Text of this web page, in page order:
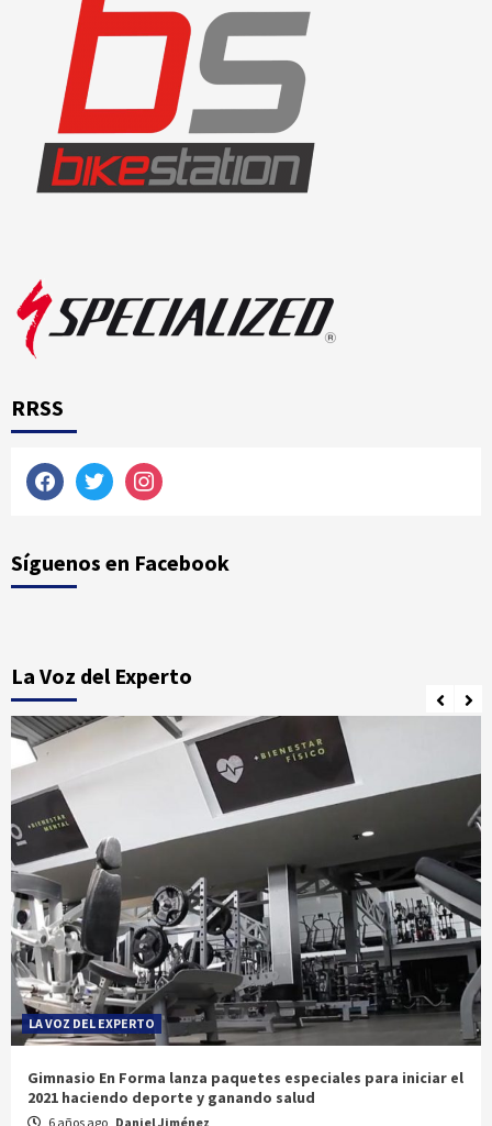
RRSS
facebooktwitterinstagram
Síguenos en Facebook
La Voz del Experto
LA VOZ DEL EXPERTO
Gimnasio En Forma lanza paquetes especiales para iniciar el
2021 haciendo deporte y ganando salud
6 años ago Daniel Jiménez